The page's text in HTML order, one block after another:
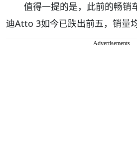
值得一提的是，此前的畅销
迪Atto 3如今已跌出前五，销量
Advertisements